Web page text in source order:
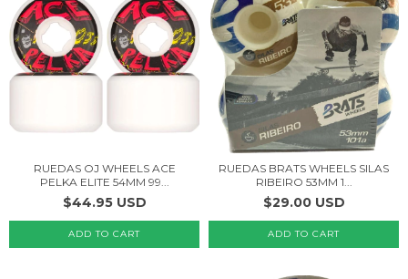
RUEDAS OJ WHEELS ACE
PELKA ELITE 54MM 99...
$44.95 USD
ADD TO CART
RUEDAS BRATS WHEELS SILAS
RIBEIRO 53MM 1...
$29.00 USD
ADD TO CART